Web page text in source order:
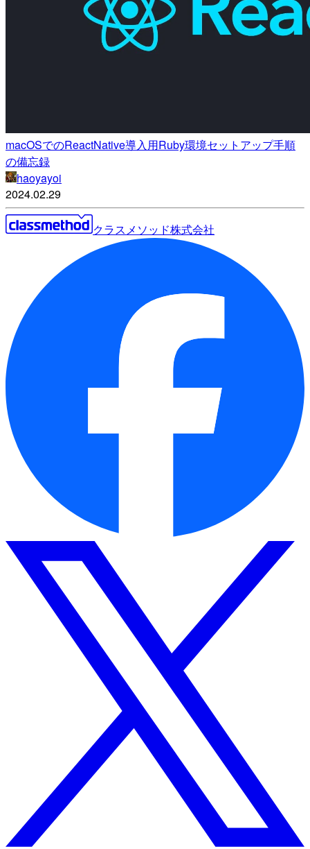
macOSでのReactNative導入用Ruby環境セットアップ手順
の備忘録
haoyayoi
2024.02.29
クラスメソッド株式会社